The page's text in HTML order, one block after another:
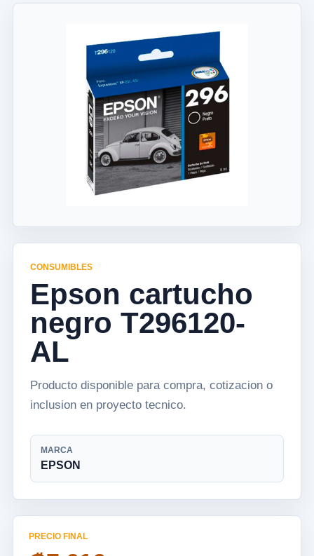
CONSUMIBLES
Epson cartucho
negro T296120-
AL
Producto disponible para compra, cotizacion o
inclusion en proyecto tecnico.
MARCA
EPSON
PRECIO FINAL